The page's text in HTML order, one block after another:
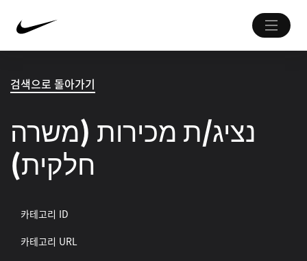
검색으로 돌아가기
נציג/ת מכירות (משרה
חלקית)
카테고리 ID
카테고리 URL